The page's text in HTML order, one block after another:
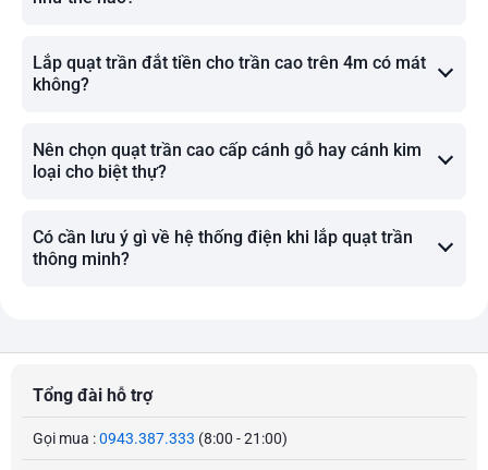
Lắp quạt trần đắt tiền cho trần cao trên 4m có mát
không?
Nên chọn quạt trần cao cấp cánh gỗ hay cánh kim
loại cho biệt thự?
Có cần lưu ý gì về hệ thống điện khi lắp quạt trần
thông minh?
Tổng đài hỗ trợ
Gọi mua :0943.387.333 (8:00 - 21:00)